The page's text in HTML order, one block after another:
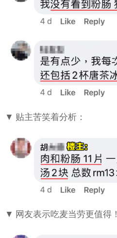
▼ 贴主苦笑着分析：
▼ 网友表示吃麦当劳更值得！